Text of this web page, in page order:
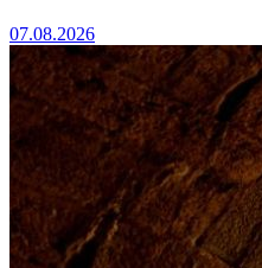
07.08.2026